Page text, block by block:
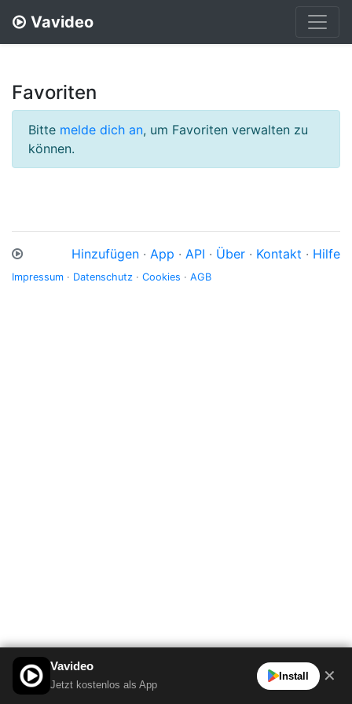
Vavideo
Favoriten
Bitte melde dich an, um Favoriten verwalten zu
können.
Hinzufügen · App · API · Über · Kontakt · Hilfe
Impressum · Datenschutz · Cookies · AGB
Vavideo
Jetzt kostenlos als App
Install ✕